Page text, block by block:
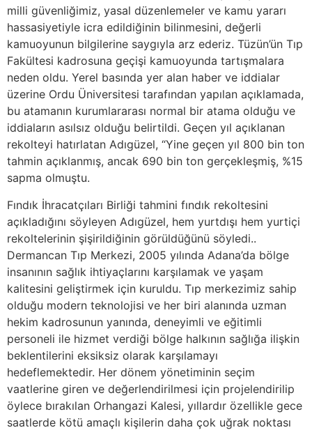
milli güvenliğimiz, yasal düzenlemeler ve kamu yararı
hassasiyetiyle icra edildiğinin bilinmesini, değerli
kamuoyunun bilgilerine saygıyla arz ederiz. Tüzün’ün Tıp
Fakültesi kadrosuna geçişi kamuoyunda tartışmalara
neden oldu. Yerel basında yer alan haber ve iddialar
üzerine Ordu Üniversitesi tarafından yapılan açıklamada,
bu atamanın kurumlararası normal bir atama olduğu ve
iddiaların asılsız olduğu belirtildi. Geçen yıl açıklanan
rekolteyi hatırlatan Adıgüzel, “Yine geçen yıl 800 bin ton
tahmin açıklanmış, ancak 690 bin ton gerçekleşmiş, %15
sapma olmuştu.
Fındık İhracatçıları Birliği tahmini fındık rekoltesini
açıkladığını söyleyen Adıgüzel, hem yurtdışı hem yurtiçi
rekoltelerinin şişirildiğinin görüldüğünü söyledi..
Dermancan Tıp Merkezi, 2005 yılında Adana’da bölge
insanının sağlık ihtiyaçlarını karşılamak ve yaşam
kalitesini geliştirmek için kuruldu. Tıp merkezimiz sahip
olduğu modern teknolojisi ve her biri alanında uzman
hekim kadrosunun yanında, deneyimli ve eğitimli
personeli ile hizmet verdiği bölge halkının sağlığa ilişkin
beklentilerini eksiksiz olarak karşılamayı
hedeflemektedir. Her dönem yönetiminin seçim
vaatlerine giren ve değerlendirilmesi için projelendirilip
öylece bırakılan Orhangazi Kalesi, yıllardır özellikle gece
saatlerde kötü amaçlı kişilerin daha çok uğrak noktası